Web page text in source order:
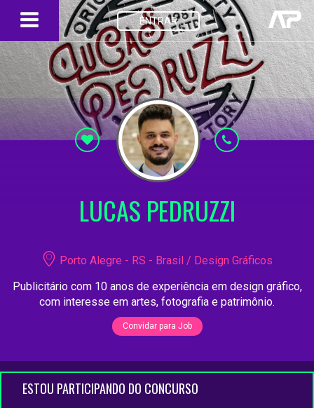
ENTRAR
LUCAS PEDRUZZI
Porto Alegre - RS - Brasil / Design Gráficos
Publicitário com 10 anos de experiência em design gráfico,
com interesse em artes, fotografia e patrimônio.
Convidar para Job
ESTOU PARTICIPANDO DO CONCURSO